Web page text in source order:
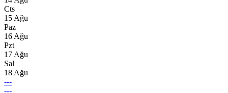
Cts
15 Ağu
Paz
16 Ağu
Pzt
17 Ağu
Sal
18 Ağu
---
---